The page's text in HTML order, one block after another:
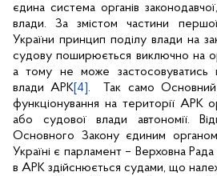
єдина система органів
влади. За змістом частини
України принцип поділу влади на
судову поширюється виключно на
а тому не може застосовуватись
влади АРК [4] .
Так само
функціонування на території АРК
або судової влади автономії.
Основного Закону єдиним
Україні є парламент – Верховна Рада
в АРК здійснюється судами, що